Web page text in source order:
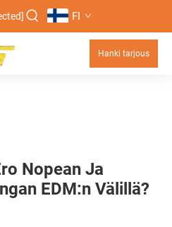
FI
Hanki tarjous
Nopean Ja
EDM:n Välillä?